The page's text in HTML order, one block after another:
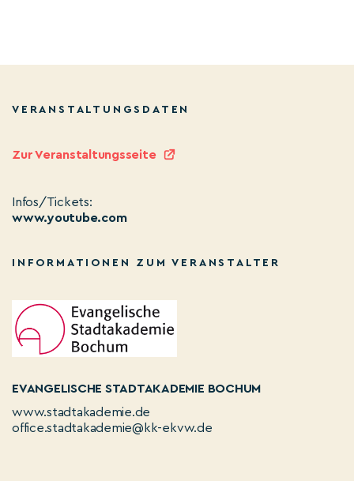
VERANSTALTUNGSDATEN
Zur Veranstaltungsseite
Infos/Tickets:
www.youtube.com
INFORMATIONEN ZUM VERANSTALTER
EVANGELISCHE STADTAKADEMIE BOCHUM
www.stadtakademie.de
office.stadtakademie@kk-ekvw.de